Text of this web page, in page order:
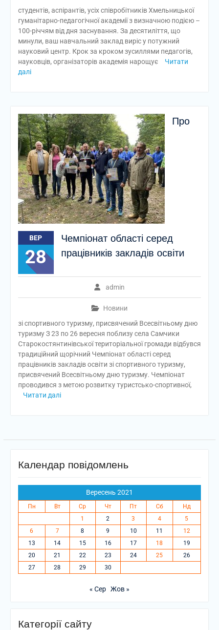
студентів, аспірантів, усіх співробітників Хмельницької
гуманітарно-педагогічної академії з визначною подією –
100-річчям від дня заснування. За десятиліття, що
минули, ваш навчальний заклад виріс у потужний
науковий центр. Крок за кроком зусиллями педагогів,
науковців, організаторів академія нарощує
Читати
далі
ВЕР
28
Про
Чемпіонат області серед
працівників закладів освіти
admin
Новини
зі спортивного туризму, присвячений Всесвітньому дню
туризму З 23 по 26 вересня поблизу села Самчики
Старокостянтинівської територіальної громади відбувся
традиційний щорічний Чемпіонат області серед
працівників закладів освіти зі спортивного туризму,
присвячений Всесвітньому дню туризму. Чемпіонат
проводився з метою розвитку туристсько-спортивної,
Читати далі
Календар повідомлень
Вересень 2021
Пн Вт Ср Чт Пт Сб
Нд
1
2 3 4
5
6
7 8 9 10 11
12
13
14 15 16 17 18
19
20
21 22 23 24 25
26
27
28 29 30
« Сер Жов »
Категорії сайту